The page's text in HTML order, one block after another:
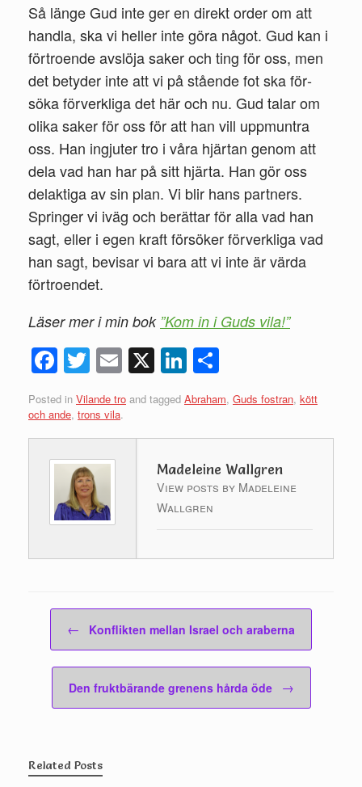
Så länge Gud inte ger en direkt order om att
handla, ska vi heller inte göra något. Gud kan i
förtroende avslöja saker och ting för oss, men
det betyder inte att vi på stående fot ska för­
söka förverk­liga det här och nu. Gud talar om
olika saker för oss för att han vill uppmuntra
oss. Han ingjuter tro i våra hjärtan genom att
dela vad han har på sitt hjärta. Han gör oss
delaktiga av sin plan. Vi blir hans partners.
Springer vi iväg och berättar för alla vad han
sagt, eller i egen kraft försöker förverkliga vad
han sagt, bevisar vi bara att vi inte är värda
förtroendet.
Läser mer i min bok ”Kom in i Guds vila!”
Fac
ok
Twi
r
Ema
Link
Posted in Vilande tro and tagged Abraham, Guds fostran, kött
och ande, trons vila.
Madeleine Wallgren
View posts by Madeleine
Wallgren
← Konflikten mellan Israel och araberna
Den fruktbärande grenens hårda öde →
Related Posts